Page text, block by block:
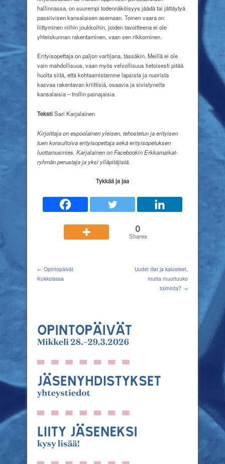
hallinnassa, on suurempi todennäköisyys jäädä tai jättäytyä
passiivisen kansalaisen asemaan. Toinen vaara on
liittyminen niihin joukkoihin, joiden tavoitteena ei ole
yhteiskunnan rakentaminen, vaan sen rikkominen.
Erityisopettaja on paljon vartijana, tässäkin. Meillä ei ole
vain mahdollisuus, vaan myös velvollisuus tietoisesti pitää
huolta siitä, että kohtaamistamme lapsista ja nuorista
kasvaa rakentavan kriittisiä, osaavia ja sivistyneita
kansalaisia – trollin painajaisia.
TekstiSari Karjalainen
Kirjoittaja on espoolainen yleisen, tehostetun ja erityisen
tuen konsultoiva erityisopettaja sekä erityisopetuksen
luottamusmies. Karjalainen on Facebookin Erkkamaikat-
ryhmän perustaja ja yksi ylläpitäjistä.
Tykkää ja jaa
0
Shares
← Opintopäivät
Kokkolassa
Uudet tilat ja kalusteet,
mutta muuttuuko
toiminta? →